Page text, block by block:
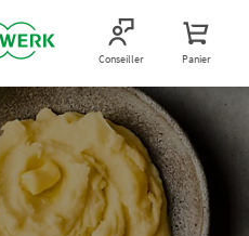
Conseiller Panier